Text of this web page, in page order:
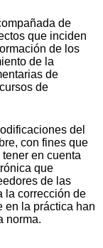
de
que inciden
de los
de la
de
de
del
con fines que
en cuenta
que
de las
la corrección de
en la práctica han
norma.